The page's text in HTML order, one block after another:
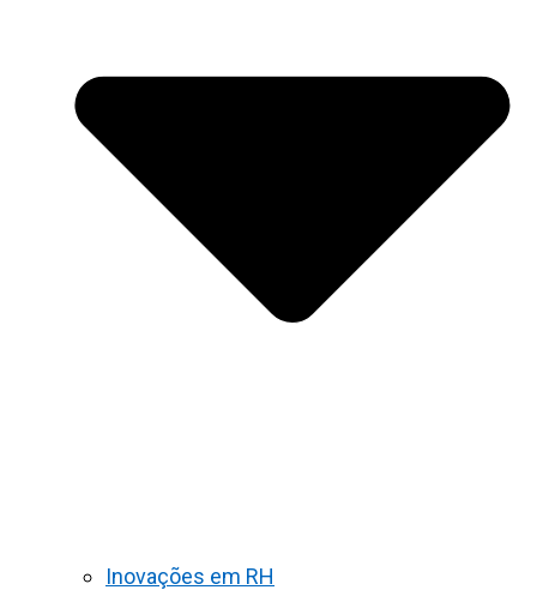
Inovações em RH